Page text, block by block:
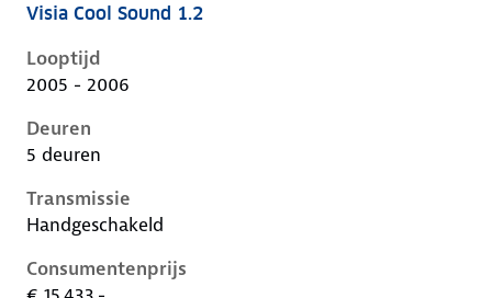
Nissan Micra iii-k12-1e-facelift, 1.2, 59 kW, Benzine,
Visia Cool Sound 1.2
Looptijd
2005 - 2006
Deuren
5 deuren
Transmissie
Handgeschakeld
Consumentenprijs